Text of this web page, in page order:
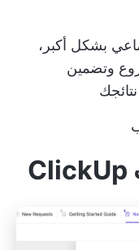
بشكل أكبر،
وتضمين